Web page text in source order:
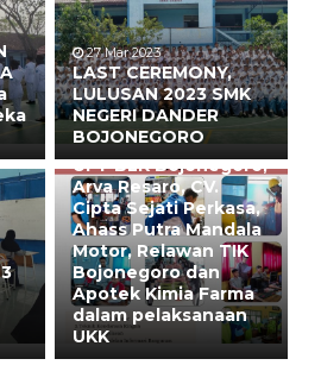
27 Mar 2023
LAST CEREMONY,
LULUSAN 2023 SMK
NEGERI DANDER
BOJONEGORO
6 Mar 2023
SMK Negeri Dander
bekerjasama dengan
PT. Daihatsu
Kharisma Sejahtera,
UPT BLK Bojonegoro,
Arva Resaro, CV.
Cipta Sejati Perkasa,
Ahass Putra Mandala
Motor, Relawan TIK
Bojonegoro dan
Apotek Kimia Farma
dalam pelaksanaan
UKK